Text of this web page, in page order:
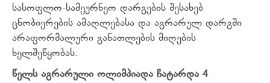
სასოფლო-სამეურნეო დარგების შესახებ
ცნობიერების ამაღლებასა და აგრარულ დარგში
არაფორმალური განათლების მიღების
ხელშეწყობას.
წელს აგრარული ოლიმპიადა ჩატარდა 4